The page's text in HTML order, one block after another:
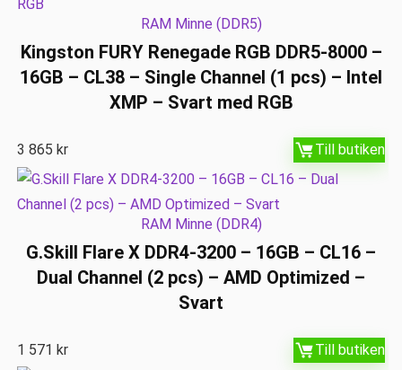
RAM Minne (DDR5)
Kingston FURY Renegade RGB DDR5-8000 –
16GB – CL38 – Single Channel (1 pcs) – Intel
XMP – Svart med RGB
3 865 kr Till butiken
RAM Minne (DDR4)
G.Skill Flare X DDR4-3200 – 16GB – CL16 –
Dual Channel (2 pcs) – AMD Optimized –
Svart
1 571kr Till butiken